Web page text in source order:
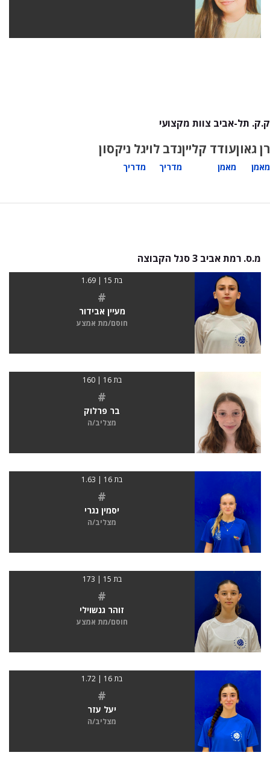
ק.ק. תל-אביב צוות מקצועי
רן גאון
מאמן
עודד קליין
מאמן
נדב לוי
מדריך
גל ניקסון
מדריך
מ.ס. רמת אביב 3 סגל הקבוצה
בת 15 | 1.69
#
מעיין אבידור
חוסם/מת אמצע
בת 16 | 160
#
בר פרלוק
מצליב/ה
בת 16 | 1.63
#
יסמין נגרי
מצליב/ה
בת 15 | 173
#
זוהר גנשוילי
חוסם/מת אמצע
בת 16 | 1.72
#
יעל עזר
מצליב/ה